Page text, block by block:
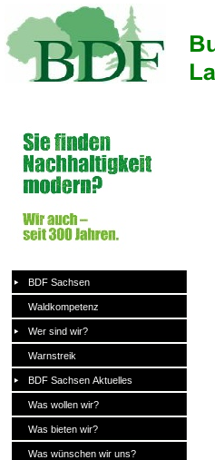
BDF Sachsen
Waldkompetenz
Wer sind wir?
Warnstreik
BDF Sachsen Aktuelles
Was wollen wir?
Was bieten wir?
Was wünschen wir uns?